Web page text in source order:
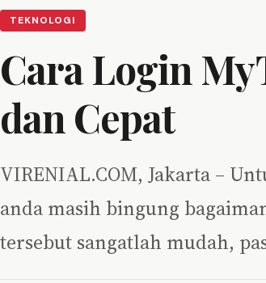
TEKNOLOGI
Cara Login
dan Cepat
VIRENIAL.COM, Jakarta –
anda masih bingung
tersebut sangatlah mudah,